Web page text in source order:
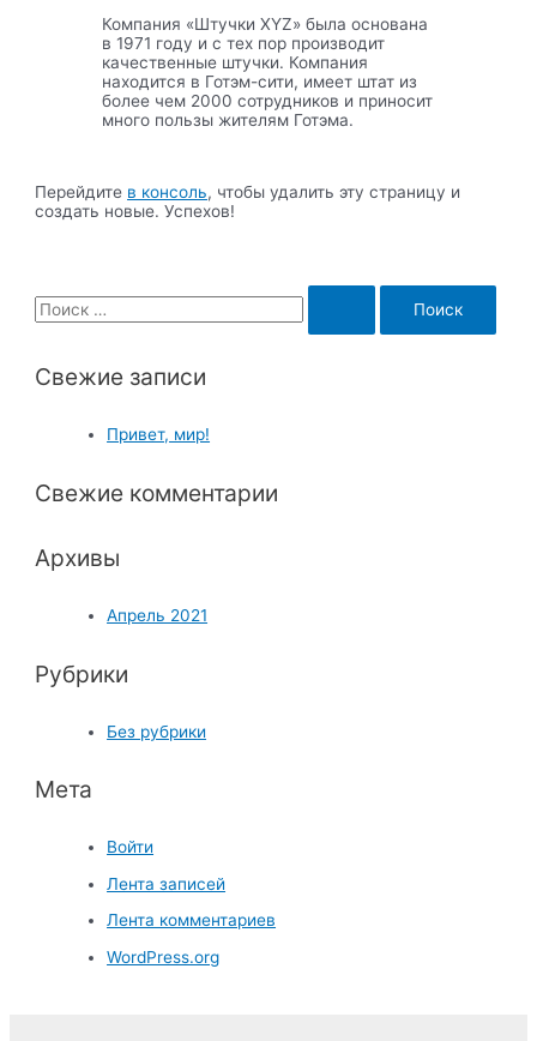
Компания «Штучки XYZ» была основана
в 1971 году и с тех пор производит
качественные штучки. Компания
находится в Готэм-сити, имеет штат из
более чем 2000 сотрудников и приносит
много пользы жителям Готэма.
Перейдите в консоль, чтобы удалить эту страницу и
создать новые. Успехов!
S
a
f
r
Свежие записи
Привет, мир!
Свежие комментарии
Архивы
Апрель 2021
Рубрики
Без рубрики
Мета
Войти
Лента записей
Лента комментариев
WordPress.org